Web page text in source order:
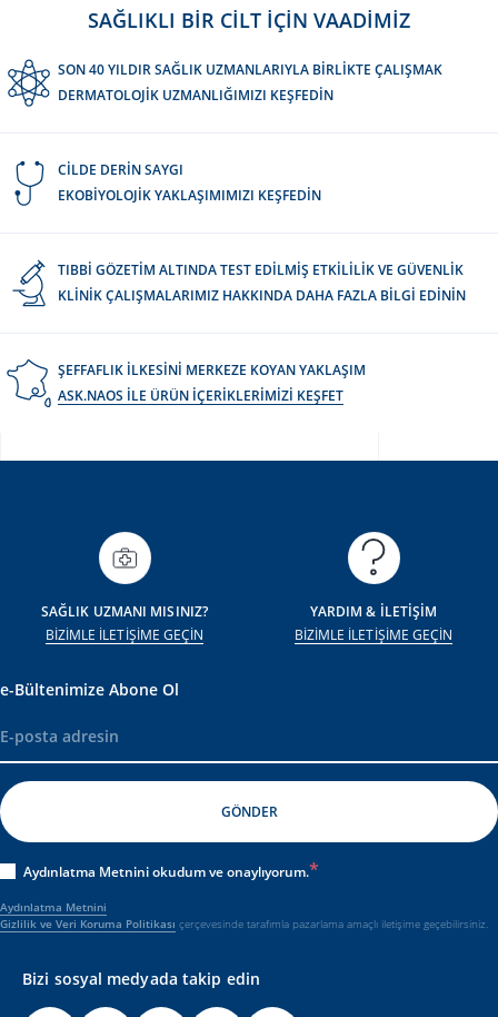
SAĞLIKLI BİR CİLT İÇİN VAADİMİZ
SON 40 YILDIR SAĞLIK UZMANLARIYLA BİRLİKTE ÇALIŞMAK
DERMATOLOJİK UZMANLIĞIMIZI KEŞFEDİN
CİLDE DERİN SAYGI
EKOBİYOLOJİK YAKLAŞIMIMIZI KEŞFEDİN
TIBBİ GÖZETİM ALTINDA TEST EDİLMİŞ ETKİLİLİK VE GÜVENLİK
KLİNİK ÇALIŞMALARIMIZ HAKKINDA DAHA FAZLA BİLGİ EDİNİN
ŞEFFAFLIK İLKESİNİ MERKEZE KOYAN YAKLAŞIM
ASK.NAOS İLE ÜRÜN İÇERİKLERİMİZİ KEŞFET
SAĞLIK UZMANI MISINIZ?
BİZİMLE İLETİŞİME GEÇİN
YARDIM & İLETİŞİM
BİZİMLE İLETİŞİME GEÇİN
e-Bültenimize Abone Ol
Aydınlatma Metnini okudum ve onaylıyorum.
Aydınlatma Metnini
Gizlilik ve Veri Koruma Politikası çerçevesinde tarafımla pazarlama amaçlı iletişime geçebilirsiniz.
Bizi sosyal medyada takip edin